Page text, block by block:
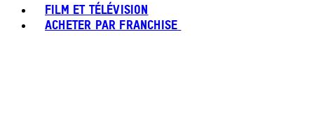
FILM ET TÉLÉVISION
ACHETER PAR FRANCHISE